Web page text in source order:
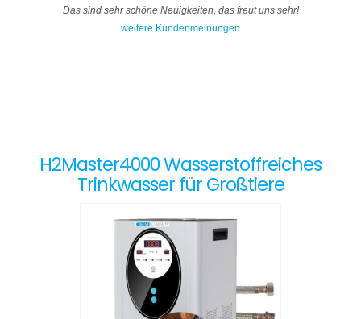
Das sind sehr schöne Neuigkeiten, das freut uns sehr!
weitere Kundenmeinungen
H2Master4000 Wasserstoffreiches
Trinkwasser für Großtiere